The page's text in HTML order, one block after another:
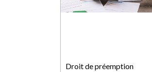
Droit de préemption